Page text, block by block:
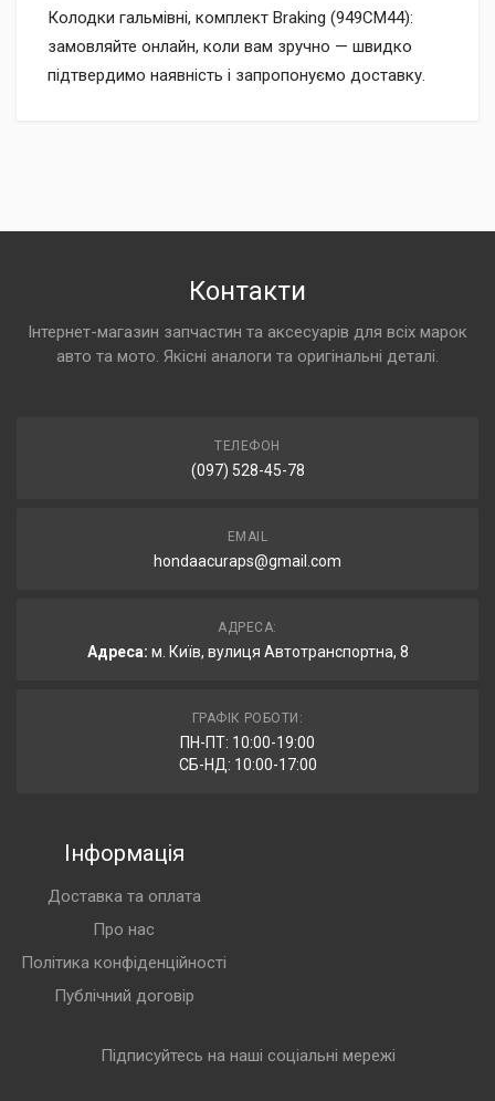
Колодки гальмівні, комплект Braking (949CM44):
замовляйте онлайн, коли вам зручно — швидко
підтвердимо наявність і запропонуємо доставку.
Контакти
Інтернет-магазин запчастин та аксесуарів для всіх марок
авто та мото. Якісні аналоги та оригінальні деталі.
ТЕЛЕФОН
(097) 528-45-78
EMAIL
hondaacuraps@gmail.com
АДРЕСА:
Адреса: м. Київ, вулиця Автотранспортна, 8
ГРАФІК РОБОТИ:
ПН-ПТ: 10:00-19:00
СБ-НД: 10:00-17:00
Інформація
Доставка та оплата
Про нас
Політика конфіденційності
Публічний договір
Підписуйтесь на наші соціальні мережі